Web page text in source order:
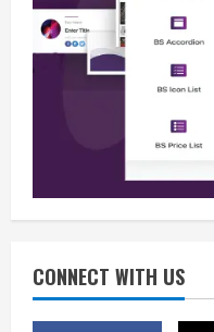
CONNECT WITH US
Berita
BMP
3
Digital